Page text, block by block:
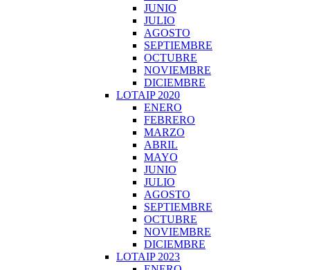
JUNIO
JULIO
AGOSTO
SEPTIEMBRE
OCTUBRE
NOVIEMBRE
DICIEMBRE
LOTAIP 2020
ENERO
FEBRERO
MARZO
ABRIL
MAYO
JUNIO
JULIO
AGOSTO
SEPTIEMBRE
OCTUBRE
NOVIEMBRE
DICIEMBRE
LOTAIP 2023